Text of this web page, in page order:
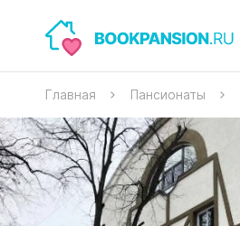
Главная Пансионаты